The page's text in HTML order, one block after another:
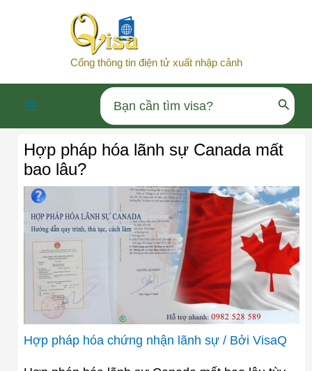
Cổng thông tin điện tử xuất nhập cảnh
Menu
Search
for:
Hợp pháp hóa lãnh sự Canada mất
bao lâu?
Hợp pháp hóa chứng nhận lãnh sự/ Bởi VisaQ